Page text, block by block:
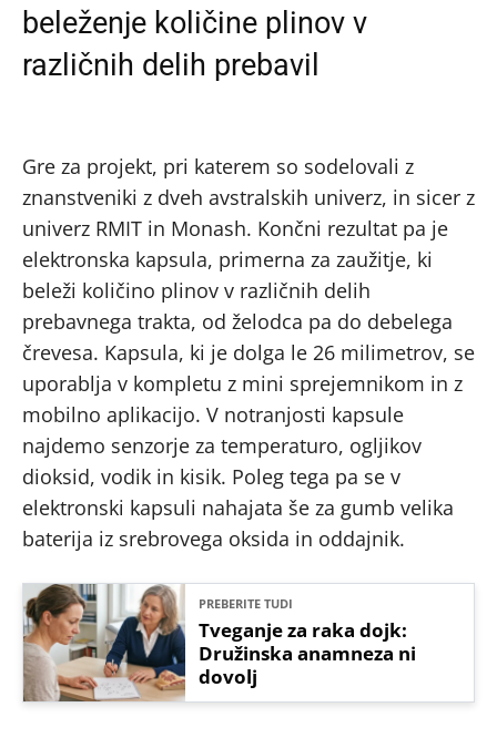
beleženje količine plinov v
različnih delih prebavil
Gre za projekt, pri katerem so sodelovali z
znanstveniki z dveh avstralskih univerz, in sicer z
univerz RMIT in Monash. Končni rezultat pa je
elektronska kapsula, primerna za zaužitje, ki
beleži količino plinov v različnih delih
prebavnega trakta, od želodca pa do debelega
črevesa. Kapsula, ki je dolga le 26 milimetrov, se
uporablja v kompletu z mini sprejemnikom in z
mobilno aplikacijo. V notranjosti kapsule
najdemo senzorje za temperaturo, ogljikov
dioksid, vodik in kisik. Poleg tega pa se v
elektronski kapsuli nahajata še za gumb velika
baterija iz srebrovega oksida in oddajnik.
PREBERITE TUDI
Tveganje za raka dojk:
Družinska anamneza ni
dovolj